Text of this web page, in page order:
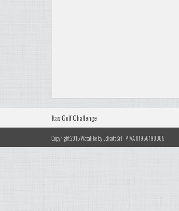
Itas Golf Challenge
Copyright 2015 Watalike by Edisoft Srl - P.IVA 01956190365